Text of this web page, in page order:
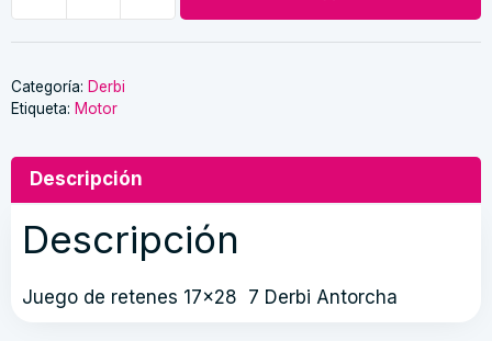
Categoría: Derbi
Etiqueta: Motor
Descripción
Descripción
Juego de retenes 17×28 7 Derbi Antorcha